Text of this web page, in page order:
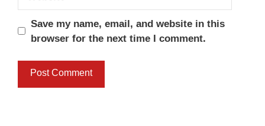
Save my name, email, and website in this
browser for the next time I comment.